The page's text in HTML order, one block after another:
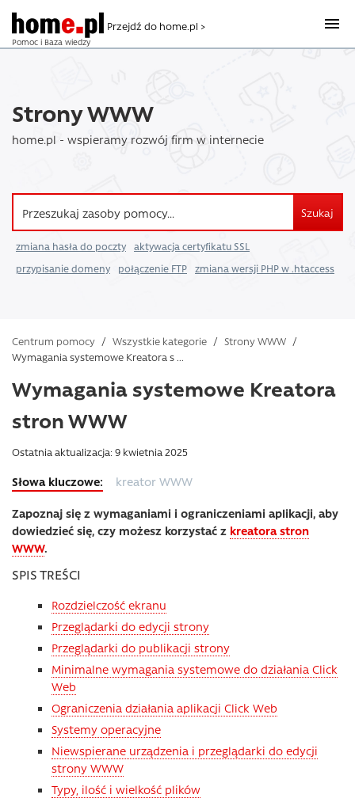
Pomoc i Baza wiedzy
Przejdź do home.pl >
Strony WWW
home.pl - wspieramy rozwój firm w internecie
Szukaj
zmiana hasła do poczty
aktywacja certyfikatu SSL
przypisanie domeny
połączenie FTP zmiana wersji PHP w .htaccess
Centrum pomocy / Wszystkie kategorie / Strony WWW /
Wymagania systemowe Kreatora s ...
Wymagania systemowe Kreatora
stron WWW
Ostatnia aktualizacja: 9 kwietnia 2025
kreator WWW
Zapoznaj się z wymaganiami i ograniczeniami aplikacji, aby
dowiedzieć się, czy możesz korzystać z kreatora stron
WWW.
SPIS TREŚCI
Rozdzielczość ekranu
Przeglądarki do edycji strony
Przeglądarki do publikacji strony
Minimalne wymagania systemowe do działania Click
Web
Ograniczenia działania aplikacji Click Web
Systemy operacyjne
Niewspierane urządzenia i przeglądarki do edycji
strony WWW
Typy, ilość i wielkość plików